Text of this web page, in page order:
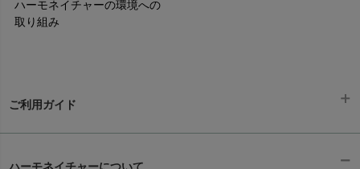
ハーモネイチャーの環境への
取り組み
ご利用ガイド